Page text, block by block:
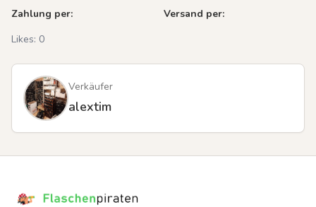
Zahlung per:
Versand per:
Likes: 0
Verkäufer
alextim